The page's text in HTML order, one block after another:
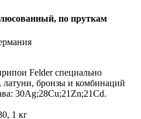
по пруткам
Felder специально
латуни, бронзы и комбинаций
30Ag;28Cu;21Zn;21Cd.